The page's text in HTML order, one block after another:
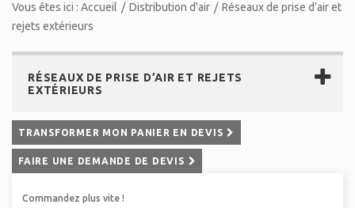
Vous êtes ici : Accueil / Distribution d'air / Réseaux de prise d’air et
rejets extérieurs
RÉSEAUX DE PRISE D’AIR ET REJETS
EXTÉRIEURS
TRANSFORMER MON PANIER EN DEVIS
FAIRE UNE DEMANDE DE DEVIS
Commandez plus vite !